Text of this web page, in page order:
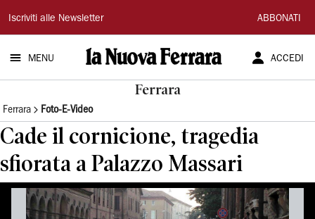
La
Nuova
Ferrara
Iscriviti alle Newsletter ABBONATI
MENU ACCEDI
Ferrara
Ferrara Foto-E-Video
Cade il cornicione, tragedia
sfiorata a Palazzo Massari